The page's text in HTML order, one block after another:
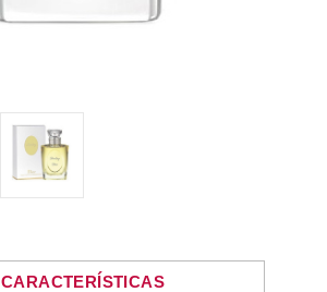
CARACTERÍSTICAS